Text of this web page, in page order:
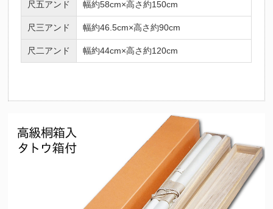
尺五アンド 幅約58cm×高さ約150cm
尺三アンド 幅約46.5cm×高さ約90cm
尺二アンド 幅約44cm×高さ約120cm